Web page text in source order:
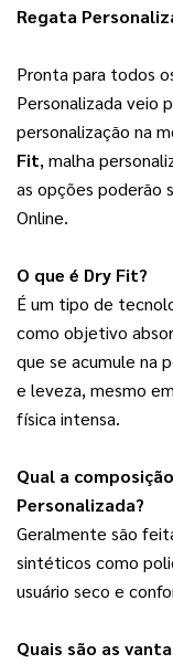
Regata
Pronta para todos
Personalizada veio
personalização na
Fit, malha
as opções poderão
Online.
O que é Dry Fit?
É um tipo de
como objetivo
que se acumule na
e leveza, mesmo
física intensa.
Qual a
Personalizada?
Geralmente são
sintéticos como
usuário seco e
Quais são as